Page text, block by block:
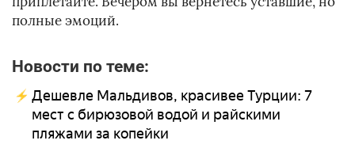
полные эмоций.
Новости по теме:
Дешевле Мальдивов, красивее Турции: 7
мест с бирюзовой водой и райскими
пляжами за копейки